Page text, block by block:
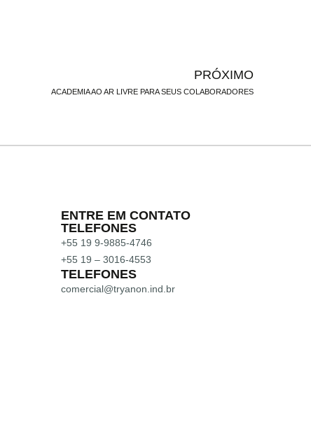
PRÓXIMO
ACADEMIA AO AR LIVRE PARA SEUS COLABORADORES
ENTRE EM CONTATO
TELEFONES
+55 19 9-9885-4746
+55 19 – 3016-4553
TELEFONES
comercial@tryanon.ind.br